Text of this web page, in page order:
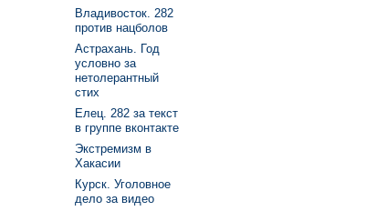
Владивосток. 282
против нацболов
Астрахань. Год
условно за
нетолерантный
стих
Елец. 282 за текст
в группе вконтакте
Экстремизм в
Хакасии
Курск. Уголовное
дело за видео